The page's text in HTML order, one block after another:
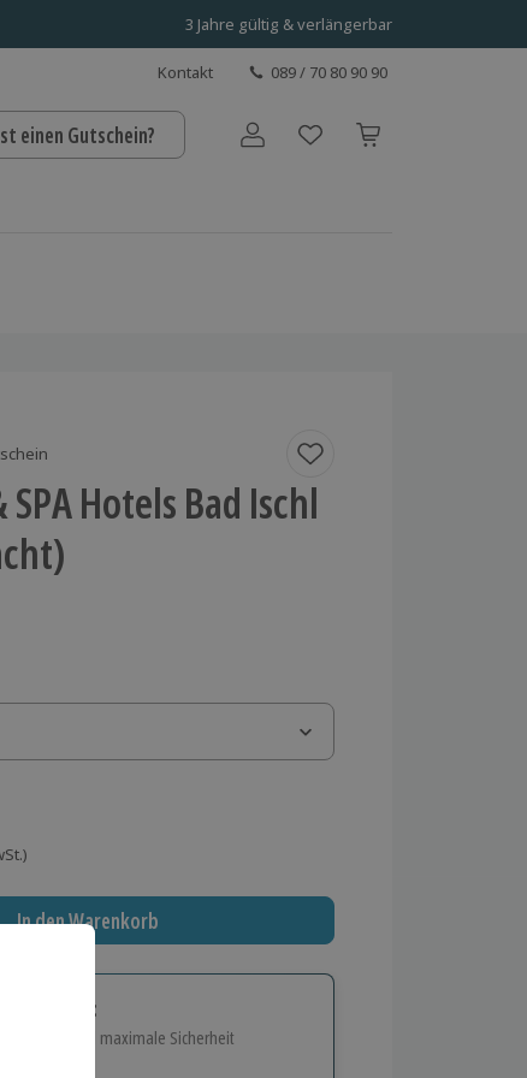
3 Jahre gültig & verlängerbar
Kontakt 089 / 70 80 90 90
einen Gutschein? Benutzerkonto
Hotels Bad Ischl
In den Warenkorb
Geschenk:
Flexibilität und maximale Sicherheit